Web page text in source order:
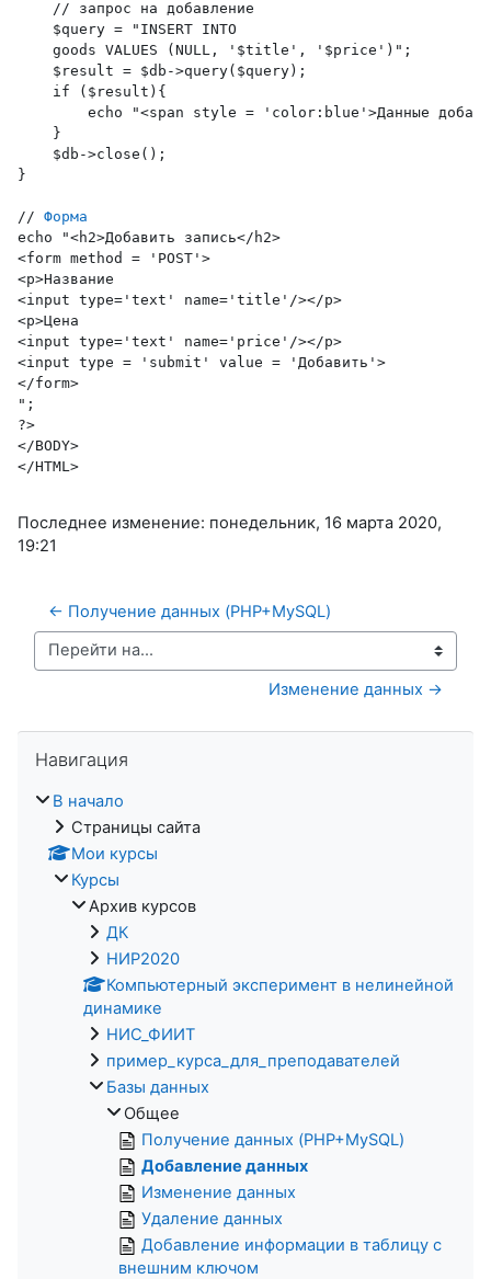
    // запрос на добавление
    $query = "INSERT INTO
    goods VALUES (NULL, '$title', '$price')";
    $result = $db->query($query);
    if ($result){
echo "<span style = 'color:blue'>Данные
    }
    $db->close();
}
// Форма
echo "<h2>Добавить запись</h2>
<form method = 'POST'>
<p>Название
<input type='text' name='title'/></p>
<p>Цена
<input type='text' name='price'/></p>
<input type = 'submit' value = 'Добавить'>
</form>
";
?>
</BODY>
</HTML>
Последнее изменение: понедельник, 16 марта 2020,
19:21
← Получение данных (PHP+MySQL)
Перейти на...
Изменение данных →
Навигация
В начало
Страницы сайта
Мои курсы
Курсы
Архив курсов
ДК
НИР2020
Компьютерный эксперимент в нелинейной
динамике
НИС_ФИИТ
пример_курса_для_преподавателей
Базы данных
Общее
Получение данных (PHP+MySQL)
Добавление данных
Изменение данных
Удаление данных
Добавление информации в таблицу с
внешним ключом